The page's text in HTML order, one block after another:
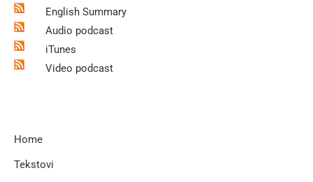
English Summary
Audio podcast
iTunes
Video podcast
Home
Tekstovi